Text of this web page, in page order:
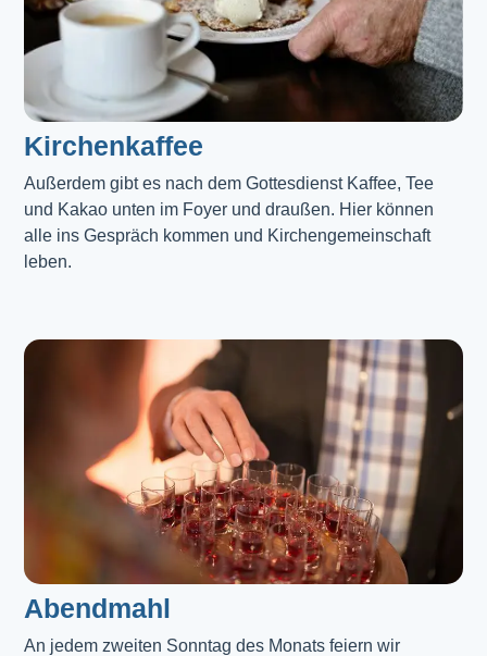
Kirchenkaffee
Außerdem gibt es nach dem Gottesdienst Kaffee, Tee
und Kakao unten im Foyer und draußen. Hier können
alle ins Gespräch kommen und Kirchengemeinschaft
leben.
Abendmahl​
An jedem zweiten Sonntag des Monats feiern wir